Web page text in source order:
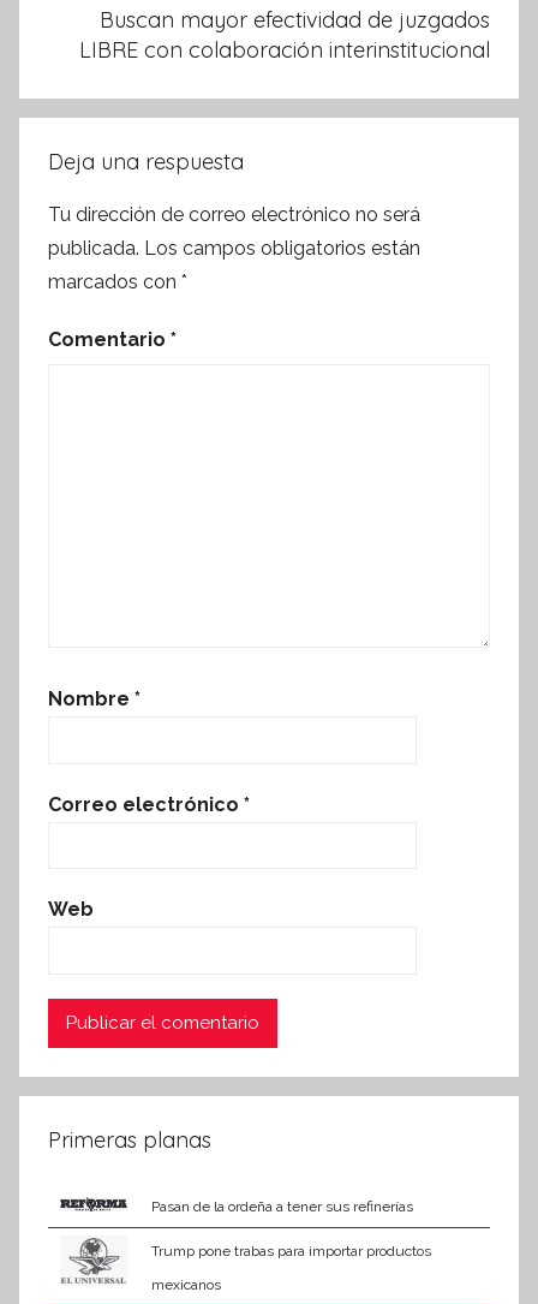
Buscan mayor efectividad de juzgados
LIBRE con colaboración interinstitucional
Deja una respuesta
Tu dirección de correo electrónico no será
publicada. Los campos obligatorios están
marcados con *
Comentario *
Nombre *
Correo electrónico *
Web
Primeras planas
Pasan de la ordeña a tener sus refinerías
Trump pone trabas para importar productos
mexicanos